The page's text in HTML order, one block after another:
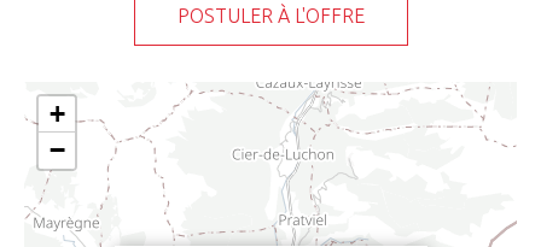
POSTULER À L'OFFRE
+
−